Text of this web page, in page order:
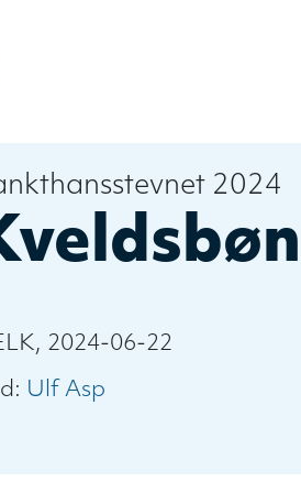
2024
2024-06-22
Ulf Asp